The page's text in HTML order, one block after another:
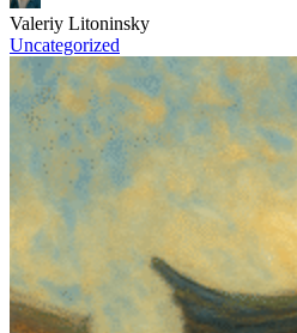
Valeriy Litoninsky
Uncategorized